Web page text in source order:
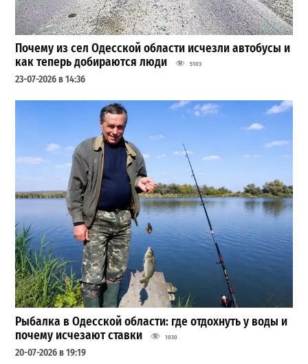
Почему из сел Одесской области исчезли автобусы и
как теперь добираются люди
5103
23-07-2026 в 14:36
Рыбалка в Одесской области: где отдохнуть у воды и
почему исчезают ставки
1030
20-07-2026 в 19:19